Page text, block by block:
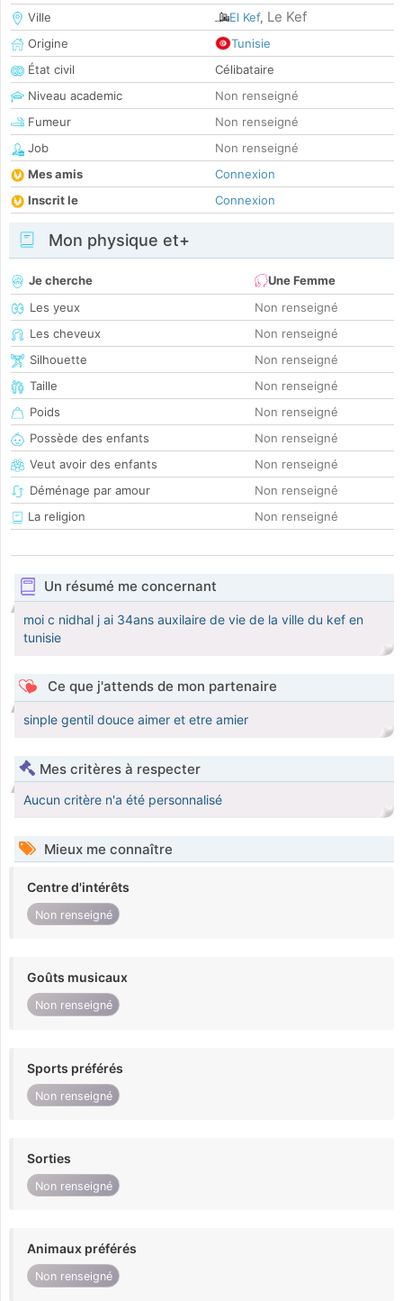
Ville
El Kef, Le Kef
Origine
Tunisie
État civil
Célibataire
Niveau academic
Non renseigné
Fumeur
Non renseigné
Job
Non renseigné
Mes amis
Connexion
Inscrit le
Connexion
Mon physique et+
Je cherche
Une Femme
Les yeux
Non renseigné
Les cheveux
Non renseigné
Silhouette
Non renseigné
Taille
Non renseigné
Poids
Non renseigné
Possède des enfants
Non renseigné
Veut avoir des enfants
Non renseigné
Déménage par amour
Non renseigné
La religion
Non renseigné
Un résumé me concernant
moi c nidhal j ai 34ans auxilaire de vie de la ville du kef en
tunisie
Ce que j'attends de mon partenaire
sinple gentil douce aimer et etre amier
Mes critères à respecter
Aucun critère n'a été personnalisé
Mieux me connaître
Centre d'intérêts
Non renseigné
Goûts musicaux
Non renseigné
Sports préférés
Non renseigné
Sorties
Non renseigné
Animaux préférés
Non renseigné